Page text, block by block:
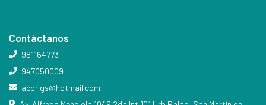
Contáctanos
981164773
947050009
acbrigs@hotmail.com